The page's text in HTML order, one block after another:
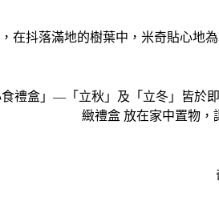
在抖落滿地的樹葉中，米奇貼心地
禮盒」—「立秋」及「立冬」皆於
緻禮盒 放在家中置物，